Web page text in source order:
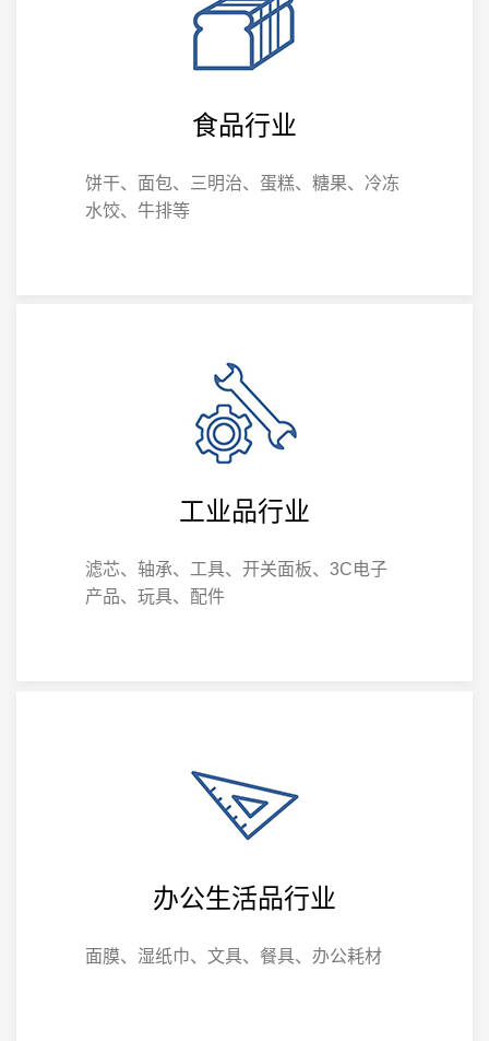
食品行业
饼干、面包、三明治、蛋糕、糖果、冷冻
水饺、牛排等
工业品行业
滤芯、轴承、工具、开关面板、3C电子
产品、玩具、配件
办公生活品行业
面膜、湿纸巾、文具、餐具、办公耗材